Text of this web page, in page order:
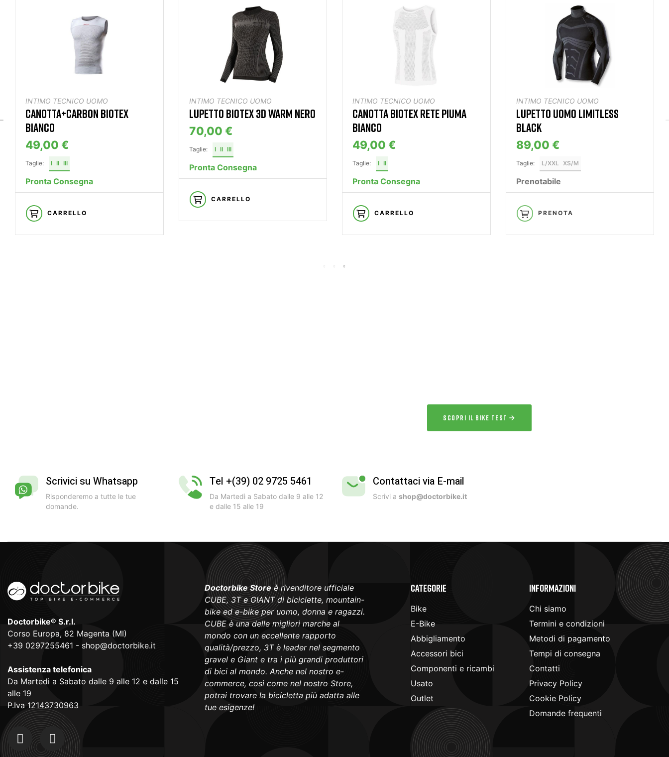
INTIMO TECNICO UOMO
CANOTTA+CARBON BIOTEX
BIANCO
49,00 €
Taglie: I II III
Pronta Consegna
CARRELLO
INTIMO TECNICO UOMO
LUPETTO BIOTEX 3D WARM NERO
70,00 €
Taglie: I II III
Pronta Consegna
CARRELLO
INTIMO TECNICO UOMO
CANOTTA BIOTEX RETE PIUMA
BIANCO
49,00 €
Taglie: I II
Pronta Consegna
CARRELLO
INTIMO TECNICO UOMO
LUPETTO UOMO LIMITLESS
BLACK
89,00 €
Taglie: L/XXL XS/M
Prenotabile
PRENOTA
SCOPRI IL BIKE TEST
Scrivici su Whatsapp
Risponderemo a tutte le tue
domande.
Tel +(39) 02 9725 5461
Da Martedì a Sabato dalle 9 alle 12
e dalle 15 alle 19
Contattaci via E-mail
Scrivi ashop@doctorbike.it
Doctorbike® S.r.l.
Corso Europa, 82 Magenta (MI)
+39 0297255461 - shop@doctorbike.it
Assistenza telefonica
Da Martedì a Sabato dalle 9 alle 12 e dalle 15
alle 19
P.Iva 12143730963
Doctorbike Storeè rivenditore ufficiale
CUBE, 3T e GIANT di biciclette, mountain-
bike ed e-bike per uomo, donna e ragazzi.
CUBE è una delle migliori marche al
mondo con un eccellente rapporto
qualità/prezzo, 3T è leader nel segmento
gravel e Giant e tra i più grandi produttori
di bici al mondo. Anche nel nostro e-
commerce, così come nel nostro Store,
potrai trovare la bicicletta più adatta alle
tue esigenze!
Categorie
Bike
E-Bike
Abbigliamento
Accessori bici
Componenti e ricambi
Usato
Outlet
Informazioni
Chi siamo
Termini e condizioni
Metodi di pagamento
Tempi di consegna
Contatti
Privacy Policy
Cookie Policy
Domande frequenti